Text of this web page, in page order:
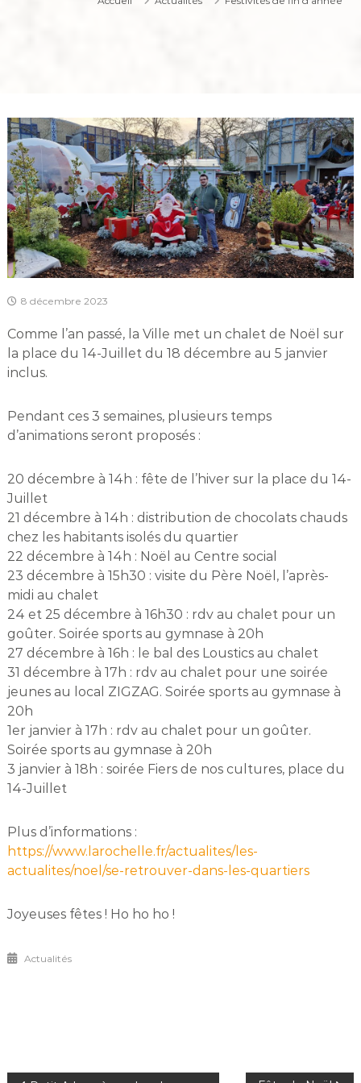
8 décembre 2023
Comme l’an passé, la Ville met un chalet de Noël sur
la place du 14-Juillet du 18 décembre au 5 janvier
inclus.
Pendant ces 3 semaines, plusieurs temps
d’animations seront proposés :
20 décembre à 14h : fête de l’hiver sur la place du 14-
Juillet
21 décembre à 14h : distribution de chocolats chauds
chez les habitants isolés du quartier
22 décembre à 14h : Noël au Centre social
23 décembre à 15h30 : visite du Père Noël, l’après-
midi au chalet
24 et 25 décembre à 16h30 : rdv au chalet pour un
goûter. Soirée sports au gymnase à 20h
27 décembre à 16h : le bal des Loustics au chalet
31 décembre à 17h : rdv au chalet pour une soirée
jeunes au local ZIGZAG. Soirée sports au gymnase à
20h
1er janvier à 17h : rdv au chalet pour un goûter.
Soirée sports au gymnase à 20h
3 janvier à 18h : soirée Fiers de nos cultures, place du
14-Juillet
Plus d’informations :
https://www.larochelle.fr/actualites/les-
actualites/noel/se-retrouver-dans-les-quartiers
Joyeuses fêtes ! Ho ho ho !
Actualités